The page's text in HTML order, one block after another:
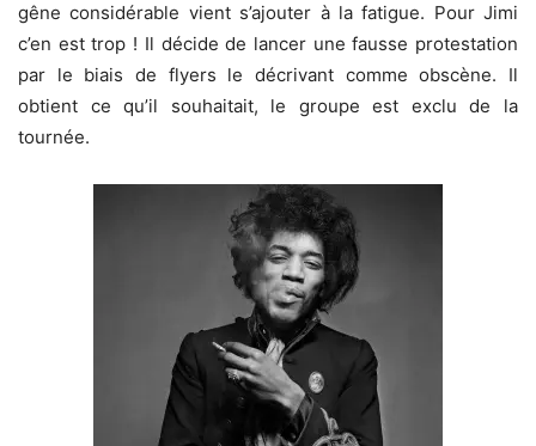
gêne considérable vient s’ajouter à la fatigue. Pour Jimi
c’en est trop ! Il décide de lancer une fausse protestation
par le biais de flyers le décrivant comme obscène. Il
obtient ce qu’il souhaitait, le groupe est exclu de la
tournée.